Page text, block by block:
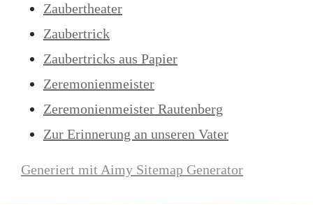
Zaubertheater
Zaubertrick
Zaubertricks aus Papier
Zeremonienmeister
Zeremonienmeister Rautenberg
Zur Erinnerung an unseren Vater
Generiert mit Aimy Sitemap Generator